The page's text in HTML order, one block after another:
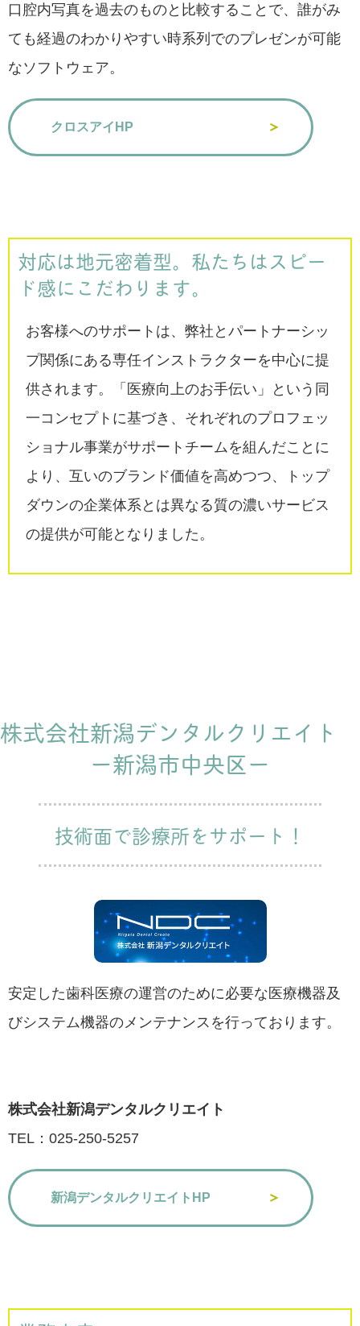
口腔内写真を過去のものと比較することで、誰がみ
ても経過のわかりやすい時系列でのプレゼンが可能
なソフトウェア。
クロスアイHP
対応は地元密着型。私たちはスピー
ド感にこだわります。
お客様へのサポートは、弊社とパートナーシッ
プ関係にある専任インストラクターを中心に提
供されます。「医療向上のお手伝い」という同
一コンセプトに基づき、それぞれのプロフェッ
ショナル事業がサポートチームを組んだことに
より、互いのブランド価値を高めつつ、トップ
ダウンの企業体系とは異なる質の濃いサービス
の提供が可能となりました。
株式会社新潟デンタルクリエイト
ー新潟市中央区ー
技術面で診療所をサポート！
安定した歯科医療の運営のために必要な医療機器及
びシステム機器のメンテナンスを行っております。
株式会社新潟デンタルクリエイト
TEL：025-250-5257
新潟デンタルクリエイトHP